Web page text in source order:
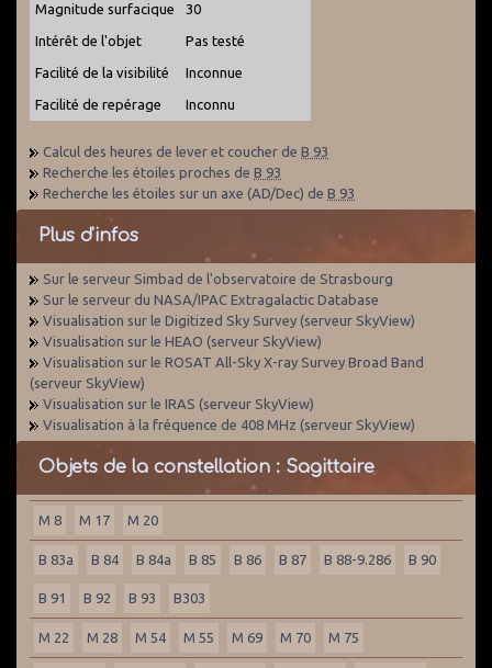
Magnitude surfacique 30
Intérêt de l'objet Pas testé
Facilité de la visibilité Inconnue
Facilité de repérage Inconnu
Calcul des heures de lever et coucher de B 93
Recherche les étoiles proches de B 93
Recherche les étoiles sur un axe (AD/Dec) de B 93
Plus d'infos
Sur le serveur Simbad de l'observatoire de Strasbourg
Sur le serveur du NASA/IPAC Extragalactic Database
Visualisation sur le Digitized Sky Survey (serveur SkyView)
Visualisation sur le HEAO (serveur SkyView)
Visualisation sur le ROSAT All-Sky X-ray Survey Broad Band
(serveur SkyView)
Visualisation sur le IRAS (serveur SkyView)
Visualisation à la fréquence de 408 MHz (serveur SkyView)
Objets de la constellation : Sagittaire
M 8 M 17 M 20
B 83a B 84 B 84a B 85 B 86 B 87 B 88-9.286 B 90
B 91 B 92 B 93 B303
M 22 M 28 M 54 M 55 M 69 M 70 M 75